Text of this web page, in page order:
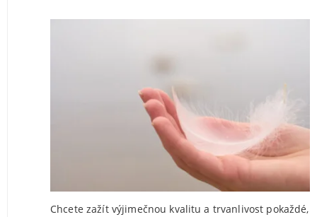
Chcete zažít výjimečnou kvalitu a trvanlivost pokaždé,